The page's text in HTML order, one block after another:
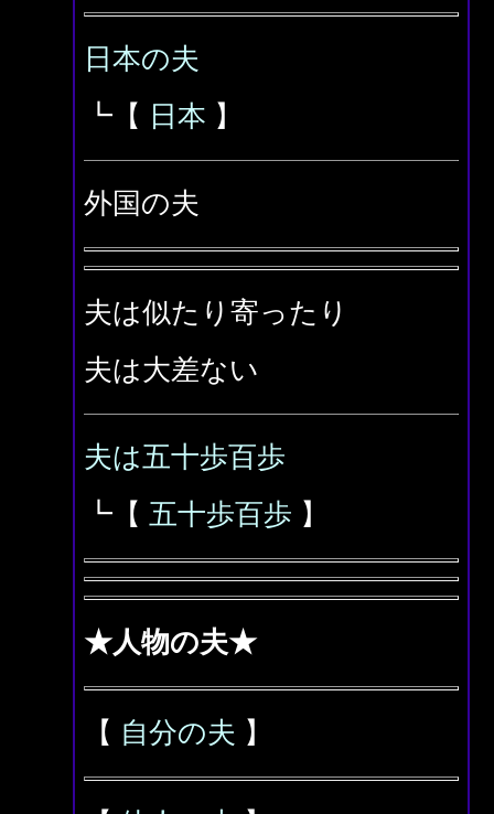
日本の夫
┗【
日本 】
外国の夫
夫は似たり寄ったり
夫は大差ない
夫は五十歩百歩
┗【 五十歩百歩 】
★人物の夫★
【 自分の夫 】